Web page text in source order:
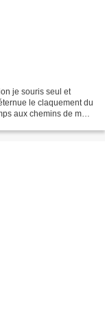
je souris seul et
le claquement du
aux chemins de ma